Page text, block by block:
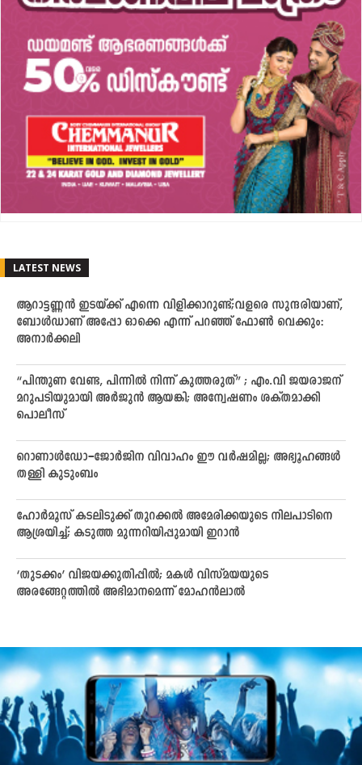
LATEST NEWS
ആറാട്ടണ്ണൻ ഇടയ്ക്ക് എന്നെ വിളിക്കാറുണ്ട്;വളരെ സുന്ദരിയാണ്,
ബോൾഡാണ് അപ്പോ ഓക്കെ എന്ന് പറഞ്ഞ് ഫോൺ വെക്കും:
അനാർക്കലി
“പിന്തുണ വേണ്ട, പിന്നിൽ നിന്ന് കുത്തരുത്” ; എം.വി ജയരാജന്
മറുപടിയുമായി അർജുൻ ആയങ്കി; അന്വേഷണം ശക്തമാക്കി
പൊലീസ്
റൊണാൾഡോ–ജോർജിന വിവാഹം ഈ വർഷമില്ല; അഭ്യൂഹങ്ങൾ
തള്ളി കുടുംബം
ഹോർമൂസ് കടലിടുക്ക് തുറക്കൽ അമേരിക്കയുടെ നിലപാടിനെ
ആശ്രയിച്ച്; കടുത്ത മുന്നറിയിപ്പുമായി ഇറാൻ
‘തുടക്കം’ വിജയക്കുതിപ്പിൽ; മകൾ വിസ്മയയുടെ
അരങ്ങേറ്റത്തിൽ അഭിമാനമെന്ന് മോഹൻലാൽ